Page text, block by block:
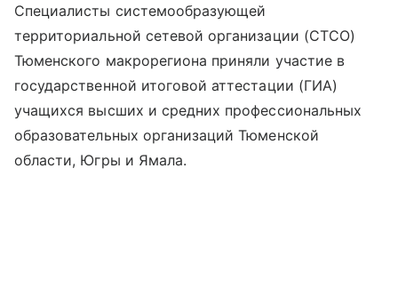
Специалисты системообразующей
территориальной сетевой организации (СТСО)
Тюменского макрорегиона приняли участие в
государственной итоговой аттестации (ГИА)
учащихся высших и средних профессиональных
образовательных организаций Тюменской
области, Югры и Ямала.